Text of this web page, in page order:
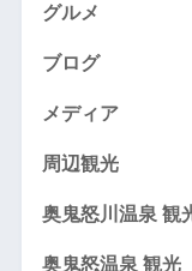
グルメ
ブログ
メディア
周辺観光
奥鬼怒川温泉 観
奥鬼怒温泉 観光